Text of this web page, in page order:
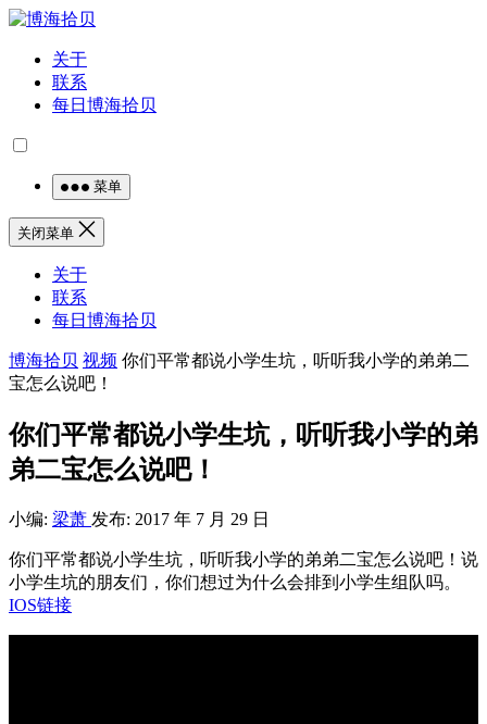
关于
联系
每日博海拾贝
菜单
关闭菜单
关于
联系
每日博海拾贝
博海拾贝 视频 你们平常都说小学生坑，听听我小学的弟弟二
宝怎么说吧！
你们平常都说小学生坑，听听我小学的弟
弟二宝怎么说吧！
小编: 梁萧 发布: 2017 年 7 月 29 日
你们平常都说小学生坑，听听我小学的弟弟二宝怎么说吧！说
小学生坑的朋友们，你们想过为什么会排到小学生组队吗。
IOS链接